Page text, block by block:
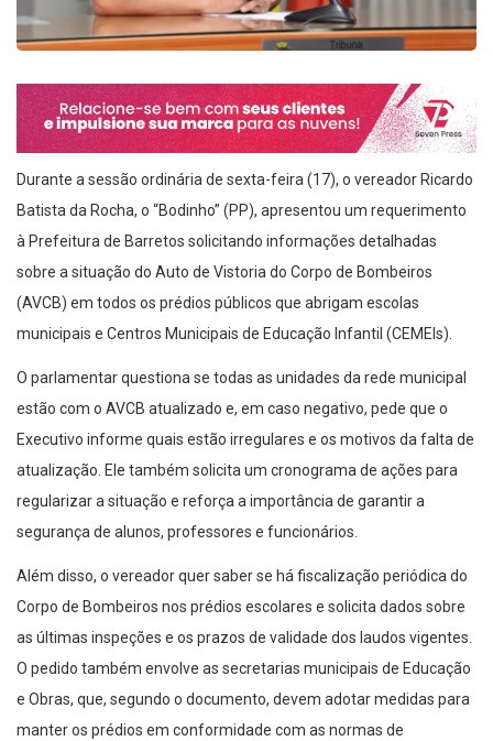
Durante a sessão ordinária de sexta-feira (17), o vereador Ricardo
Batista da Rocha, o “Bodinho” (PP), apresentou um requerimento
à Prefeitura de Barretos solicitando informações detalhadas
sobre a situação do Auto de Vistoria do Corpo de Bombeiros
(AVCB) em todos os prédios públicos que abrigam escolas
municipais e Centros Municipais de Educação Infantil (CEMEIs).
O parlamentar questiona se todas as unidades da rede municipal
estão com o AVCB atualizado e, em caso negativo, pede que o
Executivo informe quais estão irregulares e os motivos da falta de
atualização. Ele também solicita um cronograma de ações para
regularizar a situação e reforça a importância de garantir a
segurança de alunos, professores e funcionários.
Além disso, o vereador quer saber se há fiscalização periódica do
Corpo de Bombeiros nos prédios escolares e solicita dados sobre
as últimas inspeções e os prazos de validade dos laudos vigentes.
O pedido também envolve as secretarias municipais de Educação
e Obras, que, segundo o documento, devem adotar medidas para
manter os prédios em conformidade com as normas de